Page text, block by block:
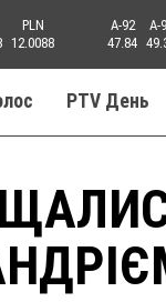
PLN
12.0088
A-92
47.84
A-
PTV День